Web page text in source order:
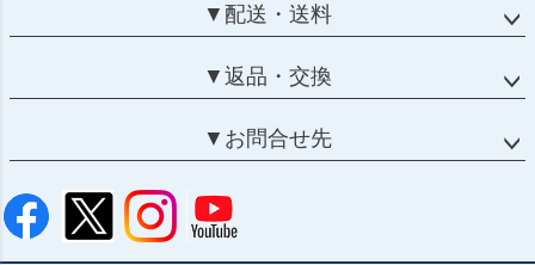
▼配送・送料
▼返品・交換
▼お問合せ先